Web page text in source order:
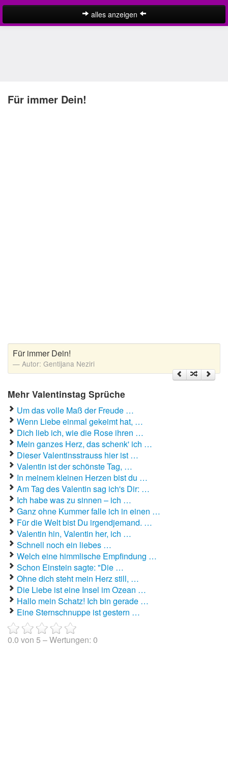
alles anzeigen
kurze Liebessprüche
Liebesbotschaft
Liebesbriefe
Liebesgedichte
Liebesgrüße
Liebeslieder
Liebestexte
Liebeszauber
Partnerschaft / Beziehung
erstes Date
Traumfrau / Traummann finden
Zufallsspruch
Für immer Dein!
Für immer Dein!
Autor: Gentijana Neziri
Mehr Valentinstag Sprüche
Um das volle Maß der Freude …
Wenn Liebe einmal gekeimt hat, …
Dich lieb ich, wie die Rose ihren …
Mein ganzes Herz, das schenk' ich …
Dieser Valentinsstrauss hier ist …
Valentin ist der schönste Tag, …
In meinem kleinen Herzen bist du …
Am Tag des Valentin sag ich's Dir: …
Ich habe was zu sinnen – ich …
Ganz ohne Kummer falle ich in einen …
Für die Welt bist Du irgendjemand. …
Valentin hin, Valentin her, ich …
Schnell noch ein liebes …
Welch eine himmlische Empfindung …
Schon Einstein sagte: "Die …
Ohne dich steht mein Herz still, …
Die Liebe ist eine Insel im Ozean …
Hallo mein Schatz! Ich bin gerade …
Eine Sternschnuppe ist gestern …
0.0 von 5 – Wertungen: 0